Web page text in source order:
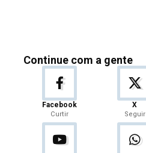
Continue com a gente
Facebook
Curtir
X
Seguir